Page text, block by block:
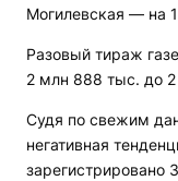
Могилевская — на
Разовый тираж
2 млн 888 тыс. до
Судя по свежим
негативная
зарегистрировано